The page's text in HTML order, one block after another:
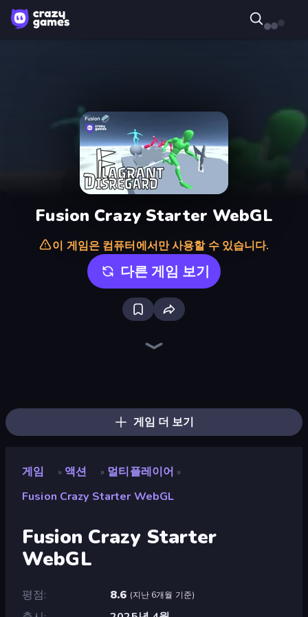
Fusion Crazy Starter WebGL
이 게임은 컴퓨터에서만 사용할 수 있습니다.
다른 게임 보기
게임 더 보기
게임 » 액션 » 멀티플레이어 »
Fusion Crazy Starter WebGL
Fusion Crazy Starter
WebGL
평점 8.6 (지난 6개월 기준)